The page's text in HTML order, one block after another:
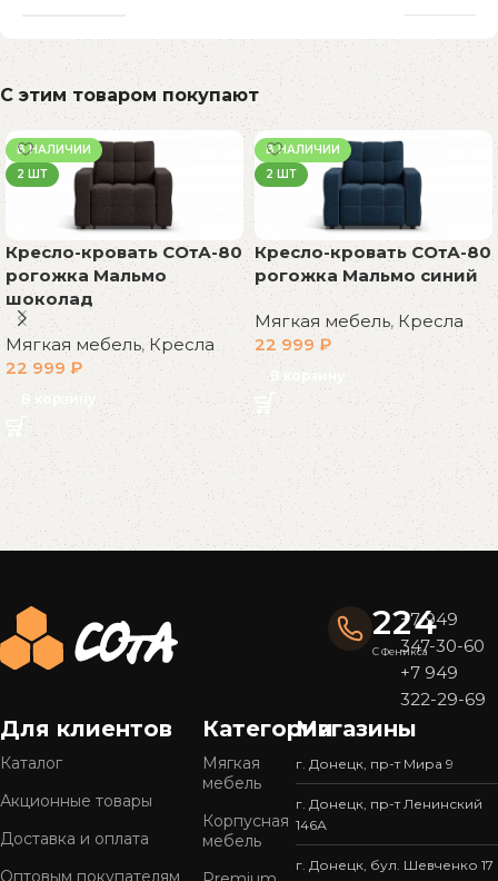
С этим товаром покупают
В НАЛИЧИИ
2 ШТ
Кресло-кровать СОтА-80
рогожка Мальмо
шоколад
Мягкая мебель,Кресла
22 999 ₽
В корзину
В НАЛИЧИИ
2 ШТ
Кресло-кровать СОтА-80
рогожка Мальмо синий
Мягкая мебель,Кресла
22 999₽
В корзину
Read More
224
С Феникса
+7 949
347-30-60
+7 949
322-29-69
Для клиентов
Каталог
Акционные товары
Доставка и оплата
Оптовым покупателям
Категории
Мягкая
мебель
Корпусная
мебель
Магазины
г. Донецк, пр-т Мира 9
г. Донецк, пр-т Ленинский
146А
г. Донецк, бул. Шевченко 17